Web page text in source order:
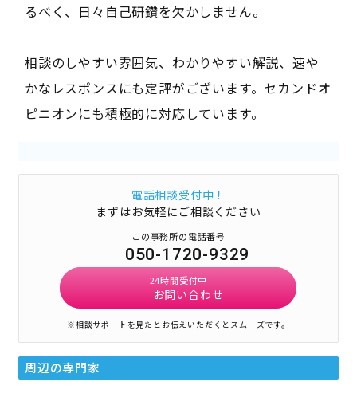
るべく、日々自己研鑽を欠かしません。
相談のしやすい雰囲気、わかりやすい解説、速や
かなレスポンスにも定評がございます。セカンドオ
ピニオンにも積極的に対応しています。
電話相談受付中！
まずはお気軽にご相談ください
この事務所の電話番号
050-1720-9329
24時間受付中
お問い合わせ
※相談サポートを見たとお伝えいただくとスムーズです。
周辺の専門家